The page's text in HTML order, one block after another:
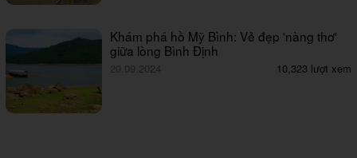
Khám phá hồ Mỹ Bình: Vẻ đẹp 'nàng thơ'
giữa lòng Bình Định
20.09.2024 10,323 lượt xem